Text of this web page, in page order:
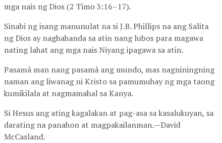
mga nais ng Dios (2 Timo 3:16–17).
Sinabi ng isang manunulat na si J.B. Phillips na ang Salita
ng Dios ay naghahanda sa atin nang lubos para magawa
nating lahat ang mga nais Niyang ipagawa sa atin.
Pasamâ man nang pasamâ ang mundo, mas nagniningning
naman ang liwanag ni Kristo sa pamumuhay ng mga taong
kumikilala at nagmamahal sa Kanya.
Si Hesus ang ating kagalakan at pag-asa sa kasalukuyan, sa
darating na panahon at magpakailanman.—David
McCasland.